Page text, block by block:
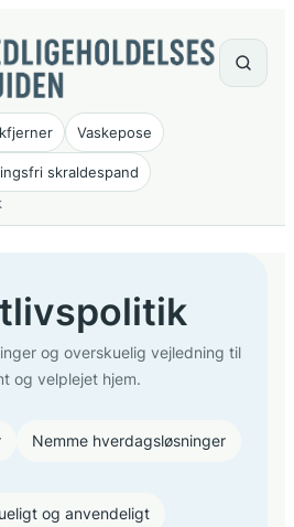
Vaskepose
skraldespand
og overskuelig vejledning til
og velplejet hjem.
Nemme hverdagsløsninger
og anvendeligt